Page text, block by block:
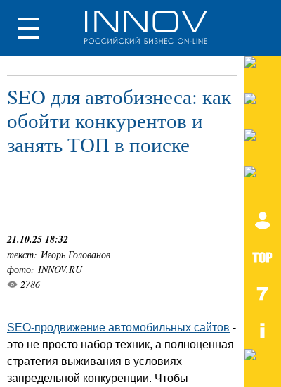
SEO для автобизнеса: как
обойти конкурентов и
занять ТОП в поиске
21.10.25 18:32
текст: Игорь Голованов
фото: INNOV.RU
2786
SEO-продвижение автомобильных сайтов -
это не просто набор техник, а полноценная
стратегия выживания в условиях
запредельной конкуренции. Чтобы